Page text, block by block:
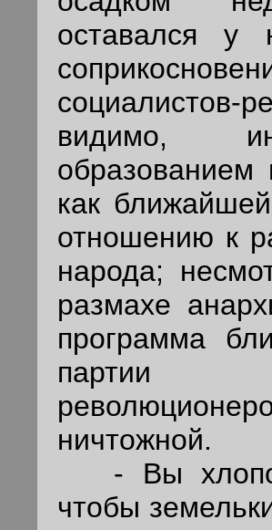
оставался у
социалистов-
видимо,
образованием
как
отношению к
народа;
размахе
программа
партии
ничтожной.
- Вы
чтобы